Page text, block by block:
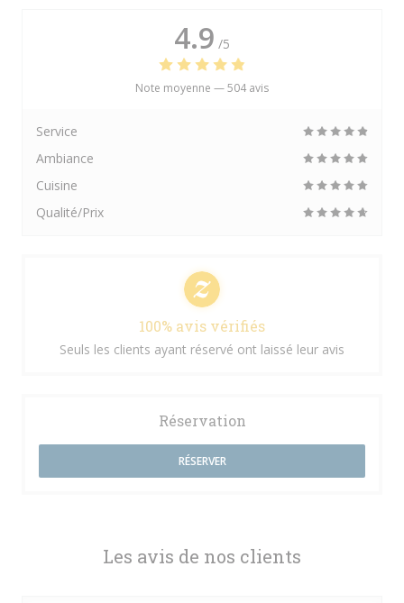
Les avis de nos clients
4.9 /5
Note moyenne —504 avis
Service
Ambiance
Cuisine
Qualité/Prix
100% avis vérifiés
Seuls les clients ayant réservé ont laissé leur avis
Réservation
RÉSERVER